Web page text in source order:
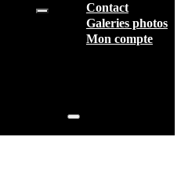
Contact
Galeries photos
Mon compte